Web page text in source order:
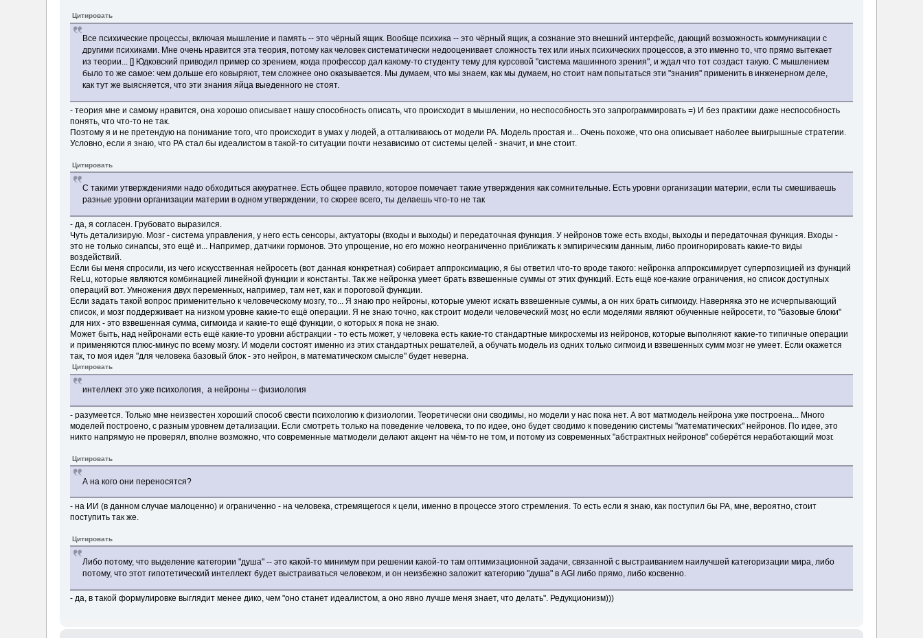
Цитировать
Все психические процессы, включая мышление и память -- это чёрный ящик. Вообще психика -- это чёрный ящик, а сознание это внешний интерфейс, дающий возможность коммуникации с
другими психиками. Мне очень нравится эта теория, потому как человек систематически недооценивает сложность тех или иных психических процессов, а это именно то, что прямо вытекает
из теории... [] Юдковский приводил пример со зрением, когда профессор дал какому-то студенту тему для курсовой "система машинного зрения", и ждал что тот создаст такую. С мышлением
было то же самое: чем дольше его ковыряют, тем сложнее оно оказывается. Мы думаем, что мы знаем, как мы думаем, но стоит нам попытаться эти "знания" применить в инженерном деле,
как тут же выясняется, что эти знания яйца выеденного не стоят.
- теория мне и самому нравится, она хорошо описывает нашу способность описать, что происходит в мышлении, но неспособность это запрограммировать =) И без практики даже неспособность
понять, что что-то не так.
Поэтому я и не претендую на понимание того, что происходит в умах у людей, а отталкиваюсь от модели РА. Модель простая и... Очень похоже, что она описывает наболее выигрышные стратегии.
Условно, если я знаю, что РА стал бы идеалистом в такой-то ситуации почти независимо от системы целей - значит, и мне стоит.
Цитировать
С такими утверждениями надо обходиться аккуратнее. Есть общее правило, которое помечает такие утверждения как сомнительные. Есть уровни организации материи, если ты смешиваешь
разные уровни организации материи в одном утверждении, то скорее всего, ты делаешь что-то не так
- да, я согласен. Грубовато выразился.
Чуть детализирую. Мозг - система управления, у него есть сенсоры, актуаторы (входы и выходы) и передаточная функция. У нейронов тоже есть входы, выходы и передаточная функция. Входы -
это не только синапсы, это ещё и... Например, датчики гормонов. Это упрощение, но его можно неограниченно приближать к эмпирическим данным, либо проигнорировать какие-то виды
воздействий.
Если бы меня спросили, из чего искусственная нейросеть (вот данная конкретная) собирает аппроксимацию, я бы ответил что-то вроде такого: нейронка аппроксимирует суперпозицией из функций
ReLu, которые являются комбинацией линейной функции и константы. Так же нейронка умеет брать взвешенные суммы от этих функций. Есть ещё кое-какие ограничения, но список доступных
операций вот. Умножения двух переменных, например, там нет, как и пороговой функции.
Если задать такой вопрос применительно к человеческому мозгу, то... Я знаю про нейроны, которые умеют искать взвешенные суммы, а он них брать сигмоиду. Наверняка это не исчерпывающий
список, и мозг поддерживает на низком уровне какие-то ещё операции. Я не знаю точно, как строит модели человеческий мозг, но если моделями являют обученные нейросети, то "базовые блоки"
для них - это взвешенная сумма, сигмоида и какие-то ещё функции, о которых я пока не знаю.
Может быть, над нейронами есть ещё какие-то уровни абстракции - то есть может, у человека есть какие-то стандартные микросхемы из нейронов, которые выполняют какие-то типичные операции
и применяются плюс-минус по всему мозгу. И модели состоят именно из этих стандартных решателей, а обучать модель из одних только сигмоид и взвешенных сумм мозг не умеет. Если окажется
так, то моя идея "для человека базовый блок - это нейрон, в математическом смысле" будет неверна.
Цитировать
интеллект это уже психология, а нейроны -- физиология
- разумеется. Только мне неизвестен хороший способ свести психологию к физиологии. Теоретически они сводимы, но модели у нас пока нет. А вот матмодель нейрона уже построена... Много
моделей построено, с разным уровнем детализации. Если смотреть только на поведение человека, то по идее, оно будет сводимо к поведению системы "математических" нейронов. По идее, это
никто напрямую не проверял, вполне возможно, что современные матмодели делают акцент на чём-то не том, и потому из современных "абстрактных нейронов" соберётся неработающий мозг.
Цитировать
А на кого они переносятся?
- на ИИ (в данном случае малоценно) и ограниченно - на человека, стремящегося к цели, именно в процессе этого стремления. То есть если я знаю, как поступил бы РА, мне, вероятно, стоит
поступить так же.
Цитировать
Либо потому, что выделение категории "душа" -- это какой-то минимум при решении какой-то там оптимизационной задачи, связанной с выстраиванием наилучшей категоризации мира, либо
потому, что этот гипотетический интеллект будет выстраиваться человеком, и он неизбежно заложит категорию "душа" в AGI либо прямо, либо косвенно.
- да, в такой формулировке выглядит менее дико, чем "оно станет идеалистом, а оно явно лучше меня знает, что делать". Редукционизм)))